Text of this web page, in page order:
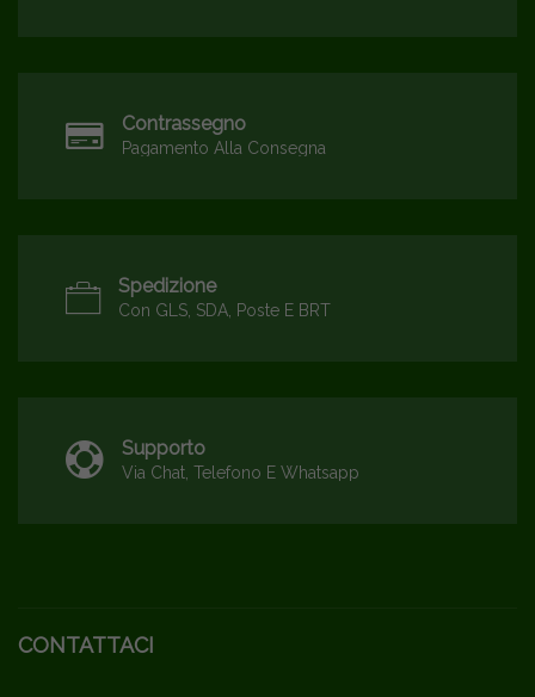
Contrassegno
Pagamento Alla Consegna
Spedizione
Con GLS, SDA, Poste E BRT
Supporto
Via Chat, Telefono E Whatsapp
CONTATTACI